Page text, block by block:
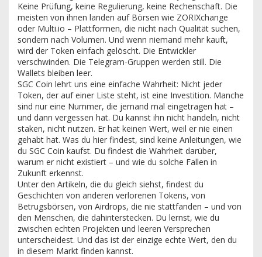
Keine Prüfung, keine Regulierung, keine Rechenschaft. Die
meisten von ihnen landen auf Börsen wie ZORIXchange
oder Multi.io – Plattformen, die nicht nach Qualität suchen,
sondern nach Volumen. Und wenn niemand mehr kauft,
wird der Token einfach gelöscht. Die Entwickler
verschwinden. Die Telegram-Gruppen werden still. Die
Wallets bleiben leer.
SGC Coin lehrt uns eine einfache Wahrheit: Nicht jeder
Token, der auf einer Liste steht, ist eine Investition. Manche
sind nur eine Nummer, die jemand mal eingetragen hat –
und dann vergessen hat. Du kannst ihn nicht handeln, nicht
staken, nicht nutzen. Er hat keinen Wert, weil er nie einen
gehabt hat. Was du hier findest, sind keine Anleitungen, wie
du SGC Coin kaufst. Du findest die Wahrheit darüber,
warum er nicht existiert – und wie du solche Fallen in
Zukunft erkennst.
Unter den Artikeln, die du gleich siehst, findest du
Geschichten von anderen verlorenen Tokens, von
Betrugsbörsen, von Airdrops, die nie stattfanden – und von
den Menschen, die dahinterstecken. Du lernst, wie du
zwischen echten Projekten und leeren Versprechen
unterscheidest. Und das ist der einzige echte Wert, den du
in diesem Markt finden kannst.